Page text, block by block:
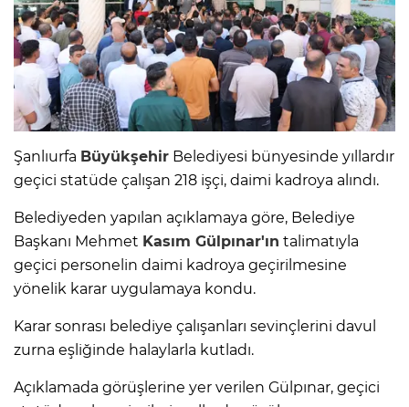
Şanlıurfa Büyükşehir Belediyesi bünyesinde yıllardır
geçici statüde çalışan 218 işçi, daimi kadroya alındı.
Belediyeden yapılan açıklamaya göre, Belediye
Başkanı Mehmet Kasım Gülpınar'ın talimatıyla
geçici personelin daimi kadroya geçirilmesine
yönelik karar uygulamaya kondu.
Karar sonrası belediye çalışanları sevinçlerini davul
zurna eşliğinde halaylarla kutladı.
Açıklamada görüşlerine yer verilen Gülpınar, geçici